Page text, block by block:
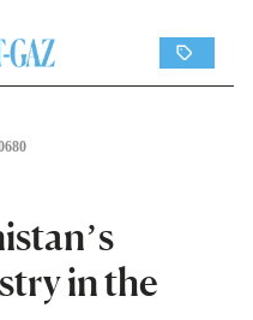
in the